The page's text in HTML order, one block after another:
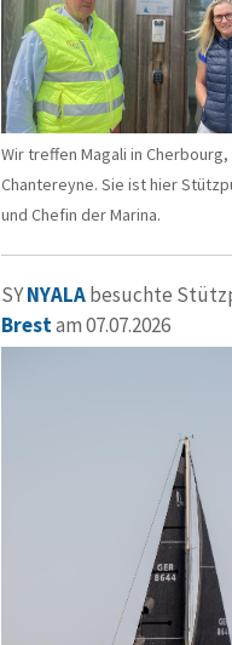
Wir treffen Magali in
Chantereyne. Sie ist hier
und Chefin der Marina.
SYNYALAbesuchte
Brestam 07.07.2026